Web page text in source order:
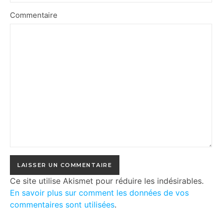
Commentaire
Ce site utilise Akismet pour réduire les indésirables.
En savoir plus sur comment les données de vos
commentaires sont utilisées.